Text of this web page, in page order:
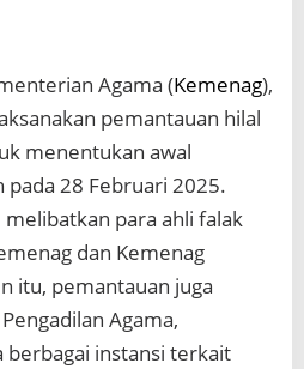
Agama (Kemenag),
pemantauan hilal
menentukan awal
pada 28 Februari 2025.
para ahli falak
dan Kemenag
itu, pemantauan juga
Agama,
berbagai instansi terkait